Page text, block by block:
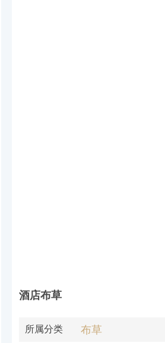
酒店布草
所属分类 布草